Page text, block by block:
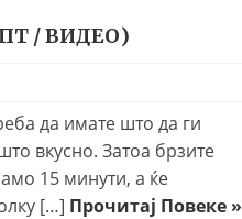
/ ВИДЕО)
да имате што да ги
вкусно. Затоа брзите
15 минути, а ќе
[…] Прочитај Повеке »